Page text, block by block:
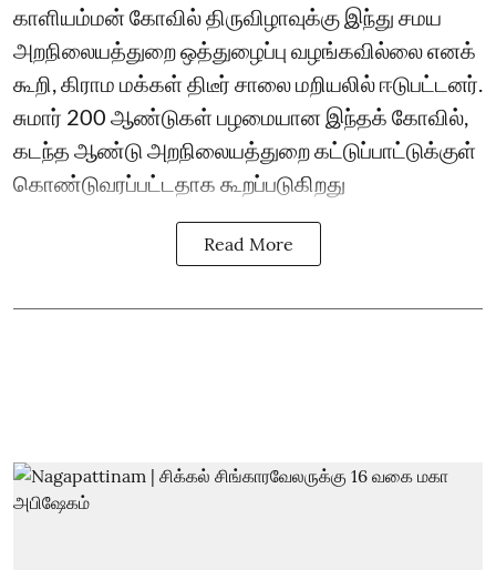
காளியம்மன் கோவில் திருவிழாவுக்கு இந்து சமய
அறநிலையத்துறை ஒத்துழைப்பு வழங்கவில்லை எனக்
கூறி, கிராம மக்கள் திடீர் சாலை மறியலில் ஈடுபட்டனர்.
சுமார் 200 ஆண்டுகள் பழமையான இந்தக் கோவில்,
கடந்த ஆண்டு அறநிலையத்துறை கட்டுப்பாட்டுக்குள்
கொண்டுவரப்பட்டதாக கூறப்படுகிறது
Read More